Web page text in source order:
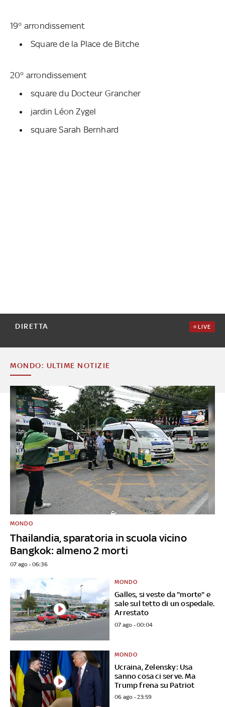
19° arrondissement
Square de la Place de Bitche
20° arrondissement
square du Docteur Grancher
jardin Léon Zygel
square Sarah Bernhard
DIRETTA LIVE
MONDO: ULTIME NOTIZIE
Thailandia, sparatoria in scuola vicino
Bangkok: almeno 2 morti
MONDO
07 ago - 06:36
Galles, si veste da "morte" e
sale sul tetto di un ospedale.
Arrestato
MONDO
07 ago - 00:04
Ucraina, Zelensky: Usa
sanno cosa ci serve. Ma
Trump frena su Patriot
MONDO
06 ago - 23:59